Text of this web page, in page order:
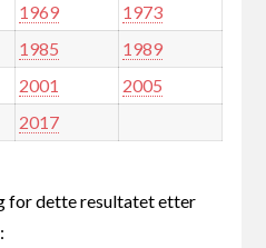
1969
1973
1985
1989
2001
2005
2017
for dette resultatet etter